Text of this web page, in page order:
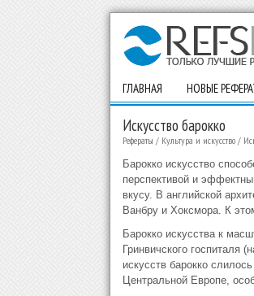
ГЛАВНАЯ НОВЫЕ
Искусство барокко
Рефераты / Культура и искусство/
Барокко искусство
перспективой и
вкусу. В английской
Ванбру и Хоксмора. К
Барокко искусства к
Гринвичского госпиталя
искусств барокко
Центральной Европе,